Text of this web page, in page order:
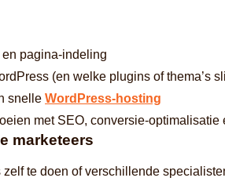
en pagina-indeling
(en welke plugins of thema’s
snelle WordPress-hosting
met SEO, conversie-optimalisatie
marketeers
te doen of verschillende